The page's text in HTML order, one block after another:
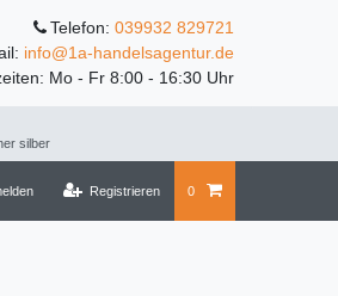
Telefon: 039932 829721
info@1a-handelsagentur.de
Mo - Fr 8:00 - 16:30 Uhr
silber
Registrieren 0